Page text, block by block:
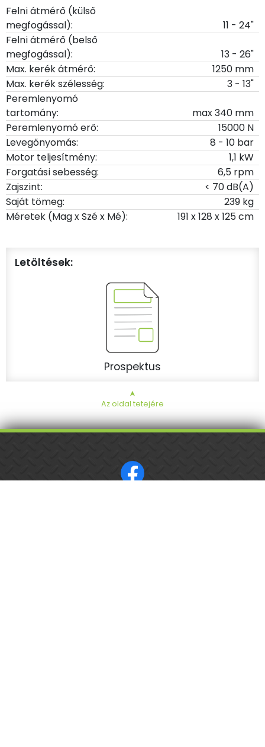
Felni átmérő (külső
megfogással):
11 - 24"
Felni átmérő (belső
megfogással):
13 - 26"
Max. kerék átmérő:
1250 mm
Max. kerék szélesség:
3 - 13"
Peremlenyomó
tartomány:
max 340 mm
Peremlenyomó erő:
15000 N
Levegőnyomás:
8 - 10 bar
Motor teljesítmény:
1,1 kW
Forgatási sebesség:
6,5 rpm
Zajszint:
< 70 dB(A)
Saját tömeg:
239 kg
Méretek (Mag x Szé x Mé):
191 x 128 x 125 cm
Letöltések:
Prospektus
➤
Az oldal tetejére